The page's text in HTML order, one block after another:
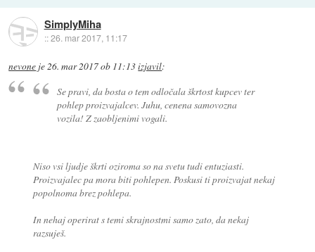
SimplyMiha
::26. mar 2017, 11:17
nevone je26. mar 2017 ob 11:13izjavil:
Se pravi, da bosta o tem odločala škrtost kupcev ter
pohlep proizvajalcev. Juhu, cenena samovozna
vozila! Z zaobljenimi vogali.
Niso vsi ljudje škrti oziroma so na svetu tudi entuziasti.
Proizvajalec pa mora biti pohlepen. Poskusi ti proizvajat nekaj
popolnoma brez pohlepa.
In nehaj operirat s temi skrajnostmi samo zato, da nekaj
razsuješ.